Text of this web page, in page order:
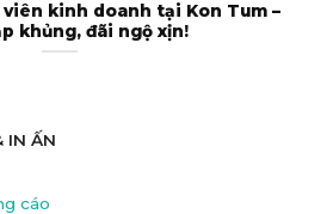
kinh doanh tại Kon Tum –
khủng, đãi ngộ xịn!
IN ẤN
cáo